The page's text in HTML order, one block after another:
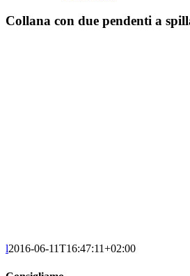
Collana con due pendenti a
l2016-06-11T16:47:11+02:00